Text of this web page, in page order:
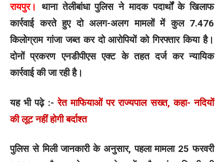
रायपुर। थाना तेलीबांधा पुलिस ने मादक पदार्थों के खिलाफ
कार्रवाई करते हुए दो अलग-अलग मामलों में कुल 7.476
किलोग्राम गांजा जब्त कर दो आरोपियों को गिरफ्तार किया है।
दोनों प्रकरण एनडीपीएस एक्ट के तहत दर्ज कर न्यायिक
कार्रवाई की जा रही है।
यह भी पढ़े :-रेत माफियाओं पर राज्यपाल सख्त, कहा- नदियों
की लूट नहीं होगी बर्दाश्त
पुलिस से मिली जानकारी के अनुसार, पहला मामला 25 फरवरी